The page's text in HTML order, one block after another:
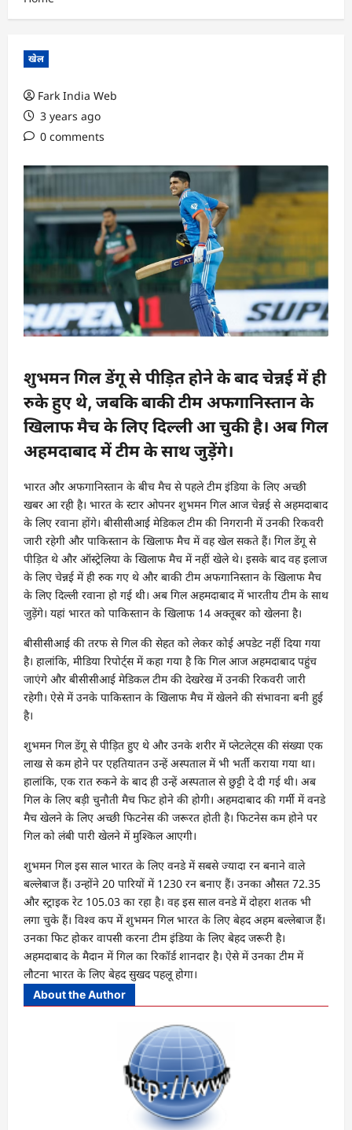
खेल
Fark India Web
3 years ago
0 comments
शुभमन गिल डेंगू से पीड़ित होने के बाद चेन्नई में ही
रुके हुए थे, जबकि बाकी टीम अफगानिस्तान के
खिलाफ मैच के लिए दिल्ली आ चुकी है। अब गिल
अहमदाबाद में टीम के साथ जुड़ेंगे।
भारत और अफगानिस्तान के बीच मैच से पहले टीम इंडिया के लिए अच्छी
खबर आ रही है। भारत के स्टार ओपनर शुभमन गिल आज चेन्नई से अहमदाबाद
के लिए रवाना होंगे। बीसीसीआई मेडिकल टीम की निगरानी में उनकी रिकवरी
जारी रहेगी और पाकिस्तान के खिलाफ मैच में वह खेल सकते हैं। गिल डेंगू से
पीड़ित थे और ऑस्ट्रेलिया के खिलाफ मैच में नहीं खेले थे। इसके बाद वह इलाज
के लिए चेन्नई में ही रुक गए थे और बाकी टीम अफगानिस्तान के खिलाफ मैच
के लिए दिल्ली रवाना हो गई थी। अब गिल अहमदाबाद में भारतीय टीम के साथ
जुड़ेंगे। यहां भारत को पाकिस्तान के खिलाफ 14 अक्तूबर को खेलना है।
बीसीसीआई की तरफ से गिल की सेहत को लेकर कोई अपडेट नहीं दिया गया
है। हालांकि, मीडिया रिपोर्ट्स में कहा गया है कि गिल आज अहमदाबाद पहुंच
जाएंगे और बीसीसीआई मेडिकल टीम की देखरेख में उनकी रिकवरी जारी
रहेगी। ऐसे में उनके पाकिस्तान के खिलाफ मैच में खेलने की संभावना बनी हुई
है।
शुभमन गिल डेंगू से पीड़ित हुए थे और उनके शरीर में प्लेटलेट्स की संख्या एक
लाख से कम होने पर एहतियातन उन्हें अस्पताल में भी भर्ती कराया गया था।
हालांकि, एक रात रुकने के बाद ही उन्हें अस्पताल से छुट्टी दे दी गई थी। अब
गिल के लिए बड़ी चुनौती मैच फिट होने की होगी। अहमदाबाद की गर्मी में वनडे
मैच खेलने के लिए अच्छी फिटनेस की जरूरत होती है। फिटनेस कम होने पर
गिल को लंबी पारी खेलने में मुश्किल आएगी।
शुभमन गिल इस साल भारत के लिए वनडे में सबसे ज्यादा रन बनाने वाले
बल्लेबाज हैं। उन्होंने 20 पारियों में 1230 रन बनाए हैं। उनका औसत 72.35
और स्ट्राइक रेट 105.03 का रहा है। वह इस साल वनडे में दोहरा शतक भी
लगा चुके हैं। विश्व कप में शुभमन गिल भारत के लिए बेहद अहम बल्लेबाज हैं।
उनका फिट होकर वापसी करना टीम इंडिया के लिए बेहद जरूरी है।
अहमदाबाद के मैदान में गिल का रिकॉर्ड शानदार है। ऐसे में उनका टीम में
लौटना भारत के लिए बेहद सुखद पहलू होगा।
About the Author